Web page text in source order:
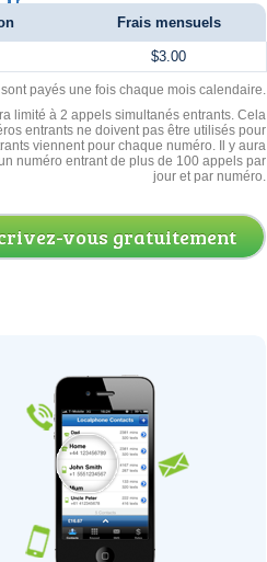
Frais mensuels
$3.00
payés une fois chaque mois calendaire.
limité à 2 appels simultanés entrants. Cela
entrants ne doivent pas être utilisés pour
viennent pour chaque numéro. Il y aura
numéro entrant de plus de 100 appels par
jour et par numéro.
vous gratuitement